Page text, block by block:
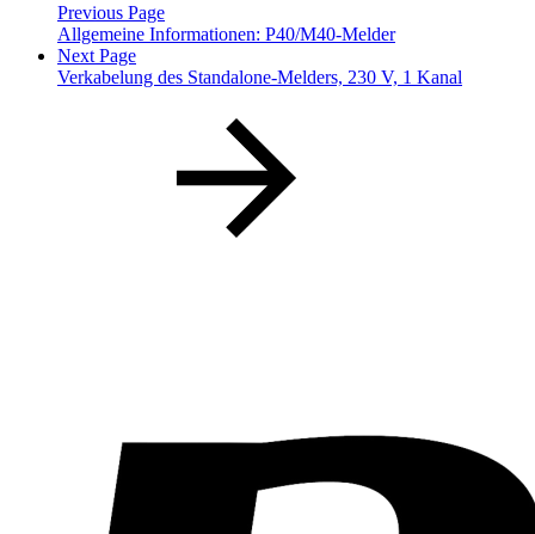
Previous Page
Allgemeine Informationen: P40/M40-Melder
Next Page
Verkabelung des Standalone-Melders, 230 V, 1 Kanal